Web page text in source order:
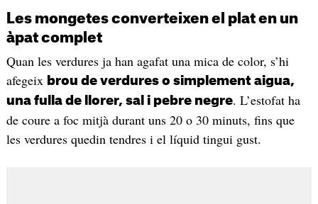
Les mongetes converteixen el plat en un
àpat complet
Quan les verdures ja han agafat una mica de color, s’hi
afegeix brou de verdures o simplement aigua,
una fulla de llorer, sal i pebre negre. L’estofat ha
de coure a foc mitjà durant uns 20 o 30 minuts, fins que
les verdures quedin tendres i el líquid tingui gust.